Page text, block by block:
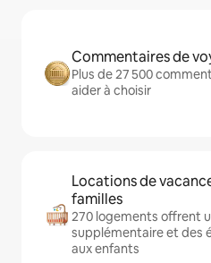
Commentaires de
Plus de 27 500
aider à choisir
Locations de
familles
270 logements offrent
supplémentaire et des
aux enfants